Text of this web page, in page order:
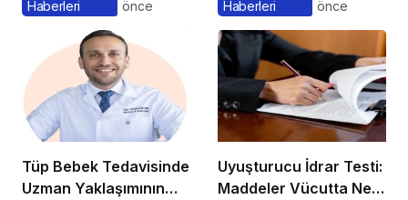
Maliyetler
Haberleri
önce
Haberleri
önce
Tüp Bebek Tedavisinde
Uzman Yaklaşımının
Uyuşturucu İdrar Testi:
Maddeler Vücutta Ne